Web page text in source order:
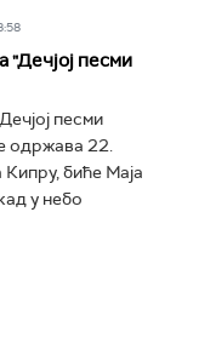
"Дечјој песми
песми
одржава 22.
биће Маја
у небо